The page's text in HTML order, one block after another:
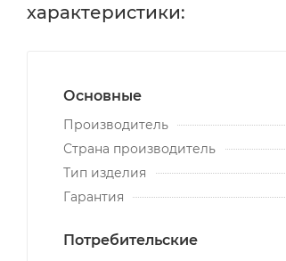
характеристики:
Основные
Производитель
Страна производитель
Тип изделия
Гарантия
Потребительские